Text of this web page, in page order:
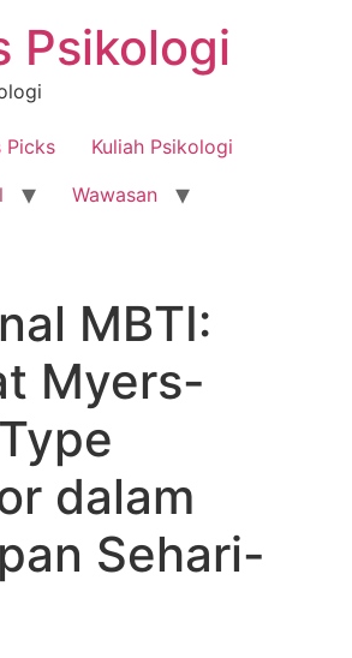
Psikologi
Picks
Kuliah Psikologi
Wawasan
MBTI:
Myers-
dalam
Sehari-